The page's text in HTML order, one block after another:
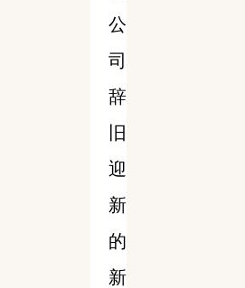
公
司
辞
旧
迎
新
的
新